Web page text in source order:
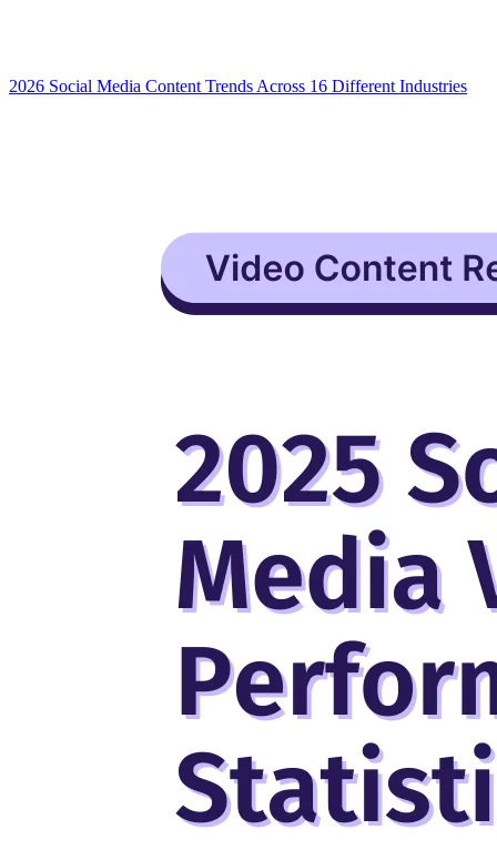
2026 Social Media Content Trends Across 16 Different Industries